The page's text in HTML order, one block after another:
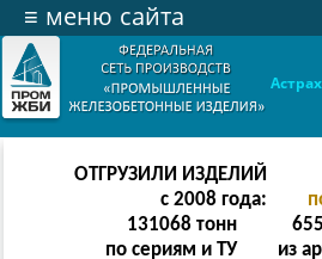
≡ меню сайта
ОТГРУЗИЛИ ИЗДЕЛИЙ
с 2008 года:
238342 тонн
по сериям и ТУ
из